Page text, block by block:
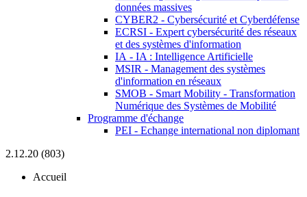
données massives
CYBER2 - Cybersécurité et Cyberdéfense
ECRSI - Expert cybersécurité des réseaux
et des systèmes d'information
IA - IA : Intelligence Artificielle
MSIR - Management des systèmes
d'information en réseaux
SMOB - Smart Mobility - Transformation
Numérique des Systèmes de Mobilité
Programme d'échange
PEI - Echange international non diplomant
2.12.20 (803)
Accueil